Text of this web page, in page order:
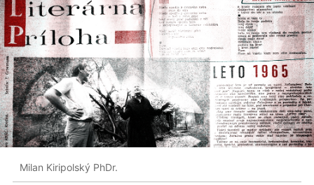
Milan Kiripolský PhDr.